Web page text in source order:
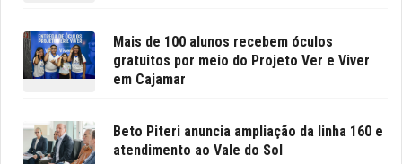
Mais de 100 alunos recebem óculos
gratuitos por meio do Projeto Ver e Viver
em Cajamar
Beto Piteri anuncia ampliação da linha 160 e
atendimento ao Vale do Sol